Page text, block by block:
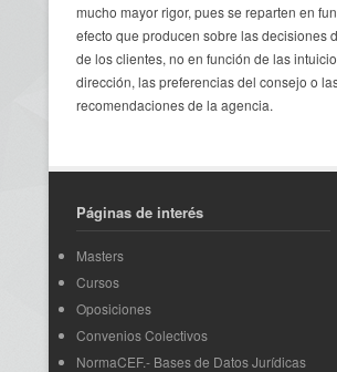
mucho mayor rigor, pues se reparten en
efecto que producen sobre las decisiones
de los clientes, no en función de las
dirección, las preferencias del consejo o
recomendaciones de la agencia.
Páginas de interés
Masters
Cursos
Oposiciones
Convenios Colectivos
NormaCEF.- Bases de Datos Jurídicas